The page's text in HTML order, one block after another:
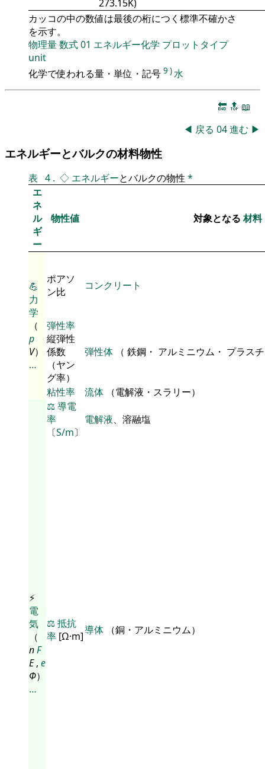
273.15K)
カッコの中の数値は最後の桁につく標準不確かさ
を示す。
物理量数式01 エネルギー化学 プロットタイプ
unit
化学で使われる量・単位・記号 9 )水
🔚 🔝 📖
◀ 戻る 04進む ▶
エネルギーとバルクの材料物性
表 4 . ◇ エネルギーとバルクの物性 *
エ
ネ
ル
ギ
ー
物性値 対象となる材料
💪
力
学
（
p
V）
…
ポアソ
ン比
コンクリート
弾性率
縦弾性
係数
（ヤン
グ率）
弾性体 （ 鉄鋼・ アルミニウム・ プラス
粘性率 流体 （電解液・スラリー）
⚡
電
気
（
nF
E, e
Φ）
…
⚖️導電
率
〔S/m〕
電解液、溶融塩
⚖️抵抗
率 [Ω·m]導体 （銅・アルミニウム）